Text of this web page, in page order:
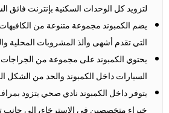
لتزويد كل الوحدات السكنية بإنترنت فائق
يضم الكمبوند مجموعة متنوعة من
التي تقدم أشهى وألذ المشروبات المحلية
يحتوي الكمبوند على مجموعة من
السيارات داخل الكمبوند والحد من الشكل
يتوفر داخل الكمبوند نادي صحي يتزود